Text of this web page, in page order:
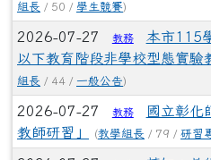
組長 / 50 / 學生競賽)
2026-07-27 教務
本市115
以下教育階段非學校型態實驗
組長 / 44 / 一般公告)
2026-07-27 教務
國立彰化
教師研習」
(教學組長 / 79 / 研習